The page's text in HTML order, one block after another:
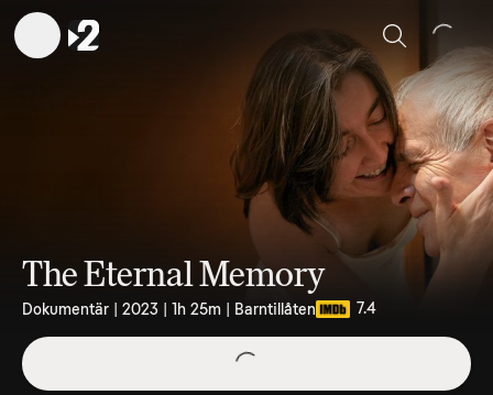
Sök
The Eternal Memory
Dokumentär | 2023 | 1h 25m | Barntillåten 7.4